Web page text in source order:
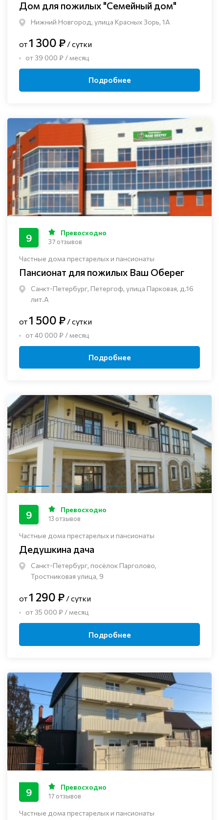
Дом для пожилых "Семейный дом"
Нижний Новгород, улица Красных Зорь, 1А
от1 300 ₽ / сутки
от 39 000 ₽ / месяц
Подробнее
Частные дома престарелых и пансионаты
Пансионат для пожилых Ваш Оберег
Санкт-Петербург, Петергоф, улица Парковая, д.16
лит.А
9 Превосходно
37 отзывов
от1 500 ₽ / сутки
от 40 000 ₽ / месяц
Подробнее
Частные дома престарелых и пансионаты
Дедушкина дача
Санкт-Петербург, посёлок Парголово,
Тростниковая улица, 9
9 Превосходно
13 отзывов
от1 290 ₽ / сутки
от 35 000 ₽ / месяц
Подробнее
Частные дома престарелых и пансионаты
9 Превосходно
17 отзывов